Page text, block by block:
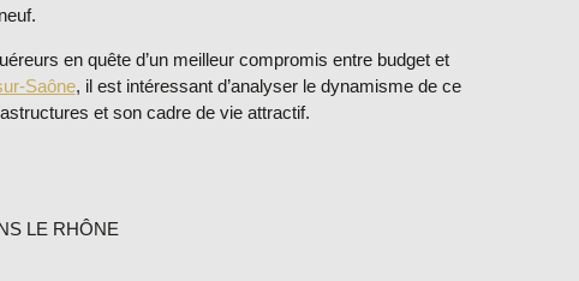
en quête d’un meilleur compromis entre budget et
Saône, il est intéressant d’analyser le dynamisme de ce
et son cadre de vie attractif.
LE RHÔNE